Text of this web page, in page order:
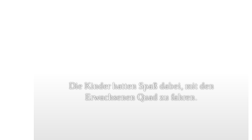
Die Kinder hatten Spaß dabei, mit den
Erwachsenen Quad zu fahren.